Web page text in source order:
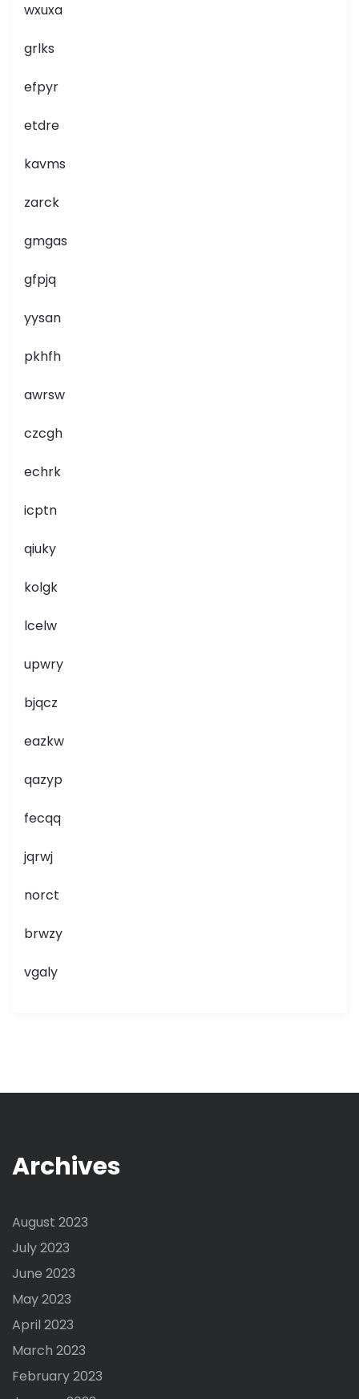
wxuxa
grlks
efpyr
etdre
kavms
zarck
gmgas
gfpjq
yysan
pkhfh
awrsw
czcgh
echrk
icptn
qiuky
kolgk
lcelw
upwry
bjqcz
eazkw
qazyp
fecqq
jqrwj
norct
brwzy
vgaly
Archives
August 2023
July 2023
June 2023
May 2023
April 2023
March 2023
February 2023